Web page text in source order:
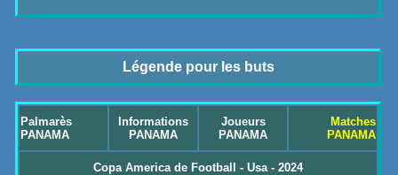
Légende pour les buts
Palmarès
PANAMA
Informations
PANAMA
Joueurs
PANAMA
Matches
PANAMA
Copa America de Football - Usa - 2024